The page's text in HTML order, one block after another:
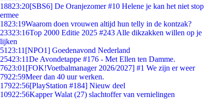
18823:20[SBS6] De Oranjezomer #10 Helene je kan het niet stop
ermee
1823:19Waarom doen vrouwen altijd hun telly in de kontzak?
23323:16Top 2000 Editie 2025 #243 Alle dikzakken willen op je
lijken
51 23:11 [NPO1] Goedenavond Nederland
25423:11De Avondetappe #176 - Met Ellen ten Damme.
7623:01 [FOK!Voetbalmanager 2026/2027] #1 We zijn er weer
7922:59Meer dan 40 uur werken.
17922:56[PlayStation #184] Nieuw deel
10922:56Kapper Walat (27) slachtoffer van vernielingen